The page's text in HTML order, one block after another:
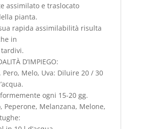
assimilato e traslocato
pianta.
rapida assimilabilità risulta
in
D’IMPIEGO:
Pero, Melo, Uva: Diluire 20 / 30
ogni 15-20 gg.
Peperone, Melanzana, Melone,